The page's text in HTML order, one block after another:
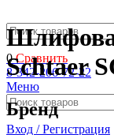
0 Сравнить
8-342-206-72-22
Меню
Вход / Регистрация
Schtaer
Бренд